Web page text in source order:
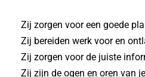
Zij zorgen voor een goede
Zij bereiden werk voor en
Zij zorgen voor de juiste
Zij zijn de ogen en oren van